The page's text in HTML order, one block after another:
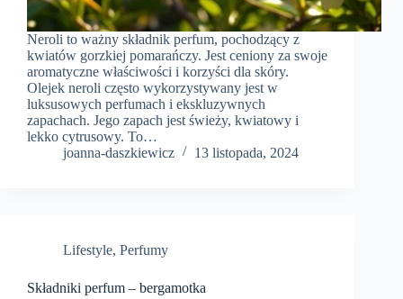
Neroli to ważny składnik perfum, pochodzący z
kwiatów gorzkiej pomarańczy. Jest ceniony za swoje
aromatyczne właściwości i korzyści dla skóry.
Olejek neroli często wykorzystywany jest w
luksusowych perfumach i ekskluzywnych
zapachach. Jego zapach jest świeży, kwiatowy i
lekko cytrusowy. To…
joanna-daszkiewicz
13 listopada, 2024
Lifestyle, Perfumy
Składniki perfum – bergamotka